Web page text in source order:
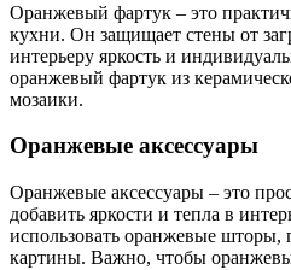
Оранжевый фартук – это
кухни. Он защищает стены от
интерьеру яркость и
оранжевый фартук из
мозаики.
Оранжевые аксессуары
Оранжевые аксессуары – это
добавить яркости и тепла в
использовать оранжевые шторы,
картины. Важно, чтобы